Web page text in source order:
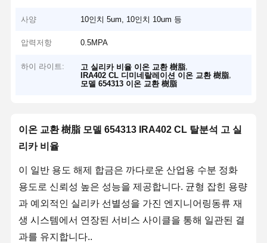
사양 10인치 5um, 10인치 10um 등
압력저항 0.5MPA
하이 라이트: 고 실리카 비율 이온 교환 樹脂
IRA402 CL 디미네랄레이션 이온 교환 樹脂
모델 654313 이온 교환 樹脂
이온 교환 樹脂 모델 654313 IRA402 CL 탈분석 고 실
리카 비율
이 일반 용도 해제 합금은 까다로운 산업용 수분 정화
용도로 신뢰성 높은 성능을 제공합니다. 균형 잡힌 용량
과 예외적인 실리카 선별성을 가진 엔지니어링동류 재
생 시스템에서 연장된 서비스 사이클을 통해 일관된 결
과를 유지합니다..